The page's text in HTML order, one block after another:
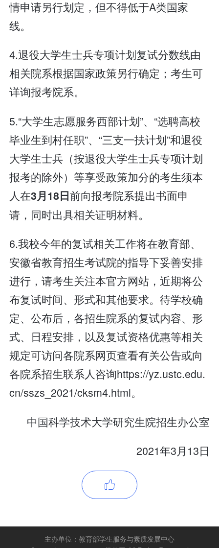
情申请另行划定，但不得低于A类国家
线。
4.退役大学生士兵专项计划复试分数线由
相关院系根据国家政策另行确定；考生可
详询报考院系。
5.“大学生志愿服务西部计划”、“选聘高校
毕业生到村任职”、“三支一扶计划”和退役
大学生士兵（按退役大学生士兵专项计划
报考的除外）等享受政策加分的考生须本
人在3月18日前向报考院系提出书面申
请，同时出具相关证明材料。
6.我校今年的复试相关工作将在教育部、
安徽省教育招生考试院的指导下妥善安排
进行，请考生关注本官方网站，近期将公
布复试时间、形式和其他要求。待学校确
定、公布后，各招生院系的复试内容、形
式、日程安排，以及复试资格优惠等相关
规定可访问各院系网页查看有关公告或向
各院系招生联系人咨询https://yz.ustc.edu.
cn/sszs_2021/cksm4.html。
中国科学技术大学研究生院招生办公室
2021年3月13日

主办单位： 教育部学生服务与素质发展中心